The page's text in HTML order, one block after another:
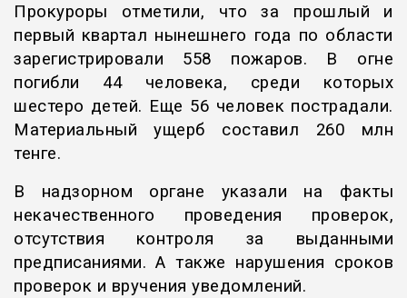
Прокуроры отметили, что за прошлый и
первый квартал нынешнего года по области
зарегистрировали 558 пожаров. В огне
погибли 44 человека, среди которых
шестеро детей. Еще 56 человек пострадали.
Материальный ущерб составил 260 млн
тенге.
В надзорном органе указали на факты
некачественного проведения проверок,
отсутствия контроля за выданными
предписаниями. А также нарушения сроков
проверок и вручения уведомлений.